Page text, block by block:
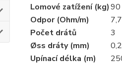
Lomové zatížení (kg)90
Odpor (Ohm/m)
Počet drátů
3
Øss dráty (mm)
0,2
Upínací délka (m)